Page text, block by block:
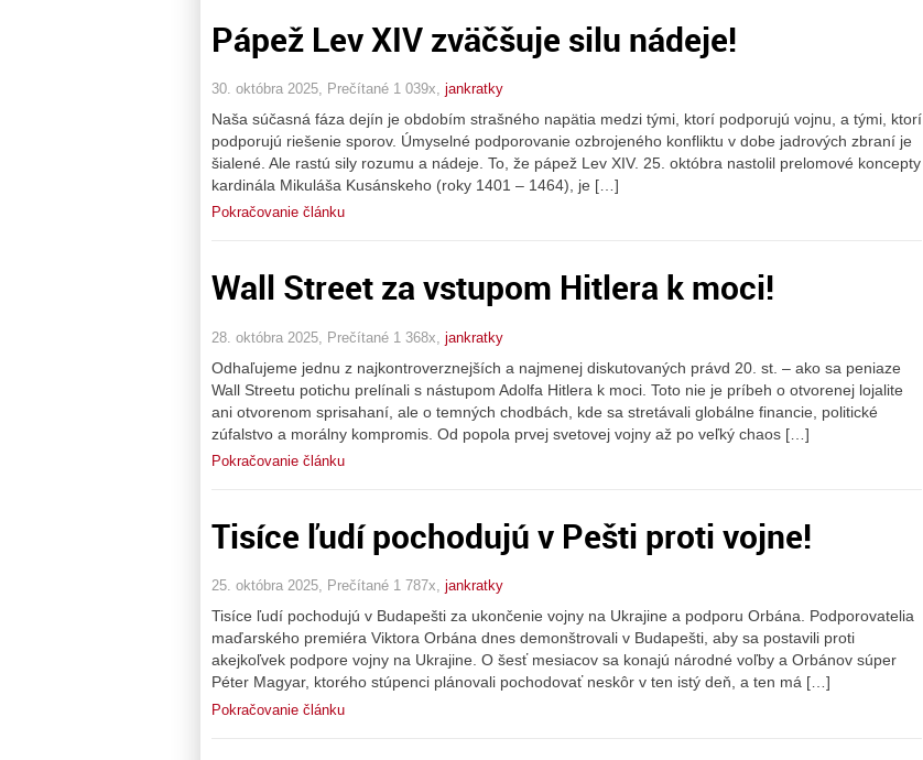
Pápež Lev XIV zväčšuje silu nádeje!
30. októbra 2025, Prečítané 1 039x, jankratky
Naša súčasná fáza dejín je obdobím strašného napätia medzi tými, ktorí podporujú vojnu, a tými, ktorí
podporujú riešenie sporov. Úmyselné podporovanie ozbrojeného konfliktu v dobe jadrových zbraní je
šialené. Ale rastú sily rozumu a nádeje. To, že pápež Lev XIV. 25. októbra nastolil prelomové koncepty
kardinála Mikuláša Kusánskeho (roky 1401 – 1464), je […]
Pokračovanie článku
Wall Street za vstupom Hitlera k moci!
28. októbra 2025, Prečítané 1 368x, jankratky
Odhaľujeme jednu z najkontroverznejších a najmenej diskutovaných právd 20. st. – ako sa peniaze
Wall Streetu potichu prelínali s nástupom Adolfa Hitlera k moci. Toto nie je príbeh o otvorenej lojalite
ani otvorenom sprisahaní, ale o temných chodbách, kde sa stretávali globálne financie, politické
zúfalstvo a morálny kompromis. Od popola prvej svetovej vojny až po veľký chaos […]
Pokračovanie článku
Tisíce ľudí pochodujú v Pešti proti vojne!
25. októbra 2025, Prečítané 1 787x, jankratky
Tisíce ľudí pochodujú v Budapešti za ukončenie vojny na Ukrajine a podporu Orbána. Podporovatelia
maďarského premiéra Viktora Orbána dnes demonštrovali v Budapešti, aby sa postavili proti
akejkoľvek podpore vojny na Ukrajine. O šesť mesiacov sa konajú národné voľby a Orbánov súper
Péter Magyar, ktorého stúpenci plánovali pochodovať neskôr v ten istý deň, a ten má […]
Pokračovanie článku